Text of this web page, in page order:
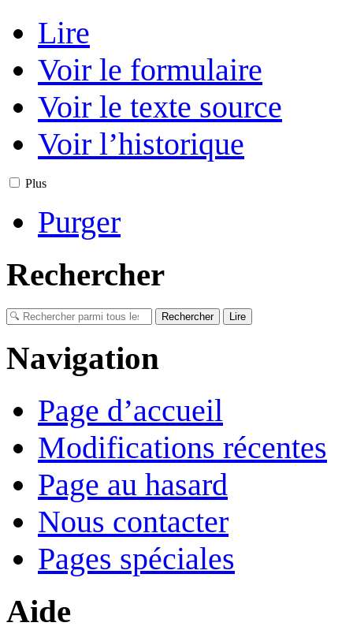
Lire
Voir le formulaire
Voir le texte source
Voir l’historique
Plus
Purger
Rechercher
Navigation
Page d’accueil
Modifications récentes
Page au hasard
Nous contacter
Pages spéciales
Aide